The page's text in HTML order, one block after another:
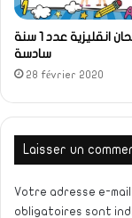
امتحان انقليزية عدد 1 سنة
سادسة
28 février 2020
Laisser un
Votre adresse e-
obligatoires sont